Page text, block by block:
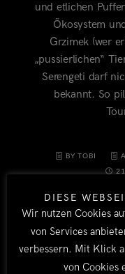
und etlichen
Ökosystem
Grzimek (wer
„pussierlichen“
Serengeti darf
bekannt. So
BY TOBI
DIESE
Wir nutzen Cookies
von Services
verbessern. Mit Klick
von Cookies